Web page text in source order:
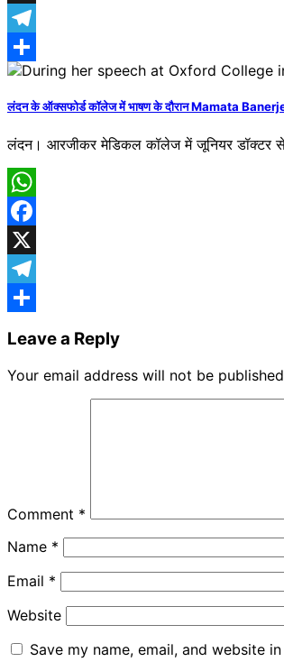
X
Telegram
Share
लंदन के ऑक्सफोर्ड कॉलेज में भाषण के दौरान Mamata Banerjee
लंदन। आरजीकर मेडिकल कॉलेज में जूनियर डॉक्टर से
WhatsApp
Facebook
X
Telegram
Leave a Reply
Your email address will not be
Comment *
Name *
Email *
Website
Save my name, email, and website